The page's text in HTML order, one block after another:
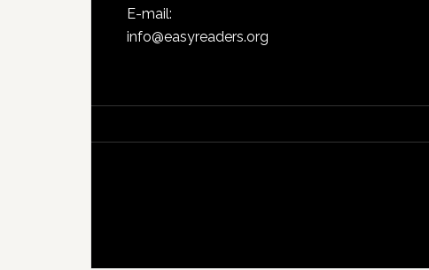
E-mail:
info@easyreaders.org